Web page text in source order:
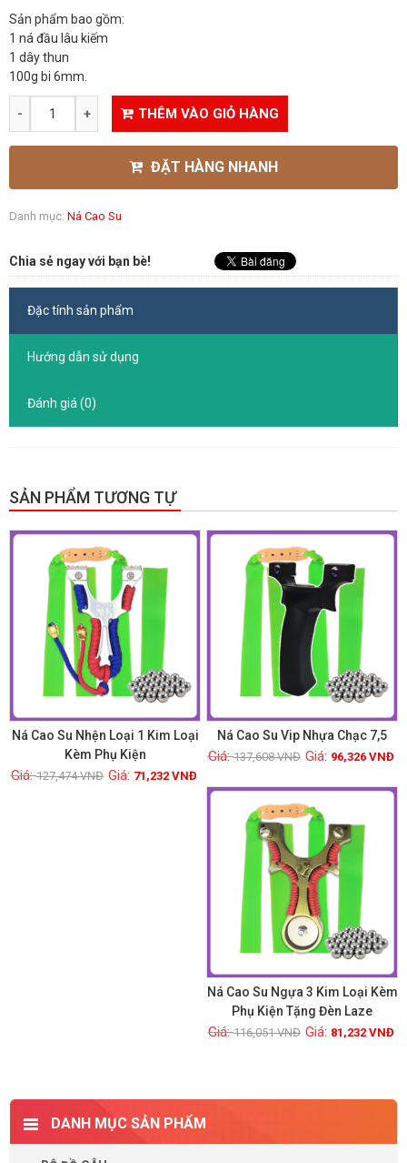
Sản phẩm bao gồm:
1 ná đầu lâu kiếm
1 dây thun
100g bi 6mm.
THÊM VÀO GIỎ HÀNG
ĐẶT HÀNG NHANH
Danh mục: Ná Cao Su
Chia sẻ ngay với bạn bè!
Đặc tính sản phẩm
Hướng dẫn sử dụng
Đánh giá (0)
SẢN PHẨM TƯƠNG TỰ
GIẢM GIÁ!
Ná Cao Su Nhện Loại 1 Kim Loại
Kèm Phụ Kiện
127,474VNĐ 71,232VNĐ
GIẢM GIÁ!
Xem chi tiết
Ná Cao Su Vip Nhựa Chạc 7,5
137,608VNĐ 96,326VNĐ
GIẢM GIÁ!
Ná Cao Su Ngựa 3 Kim Loại Kèm
Phụ Kiện Tặng Đèn Laze
116,051VNĐ 81,232VNĐ
DANH MỤC SẢN PHẨM